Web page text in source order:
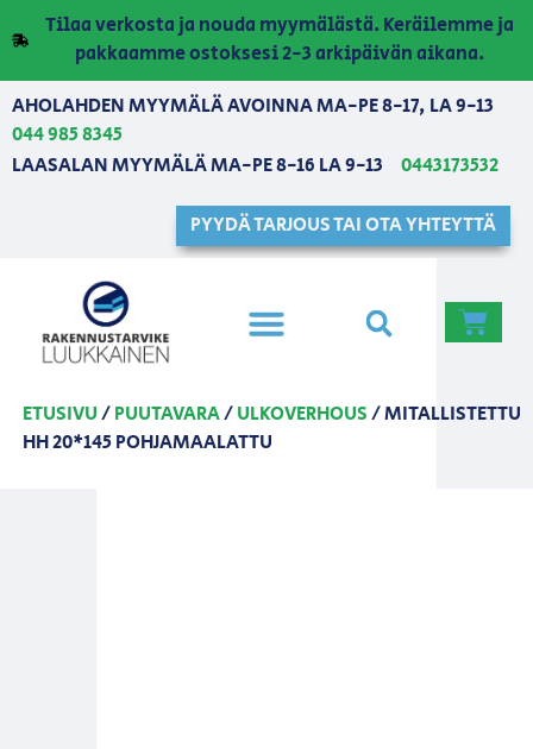
Tilaa verkosta ja nouda myymälästä. Keräilemme ja
pakkaamme ostoksesi 2-3 arkipäivän aikana.
AHOLAHDEN MYYMÄLÄ AVOINNA MA-PE 8-17, LA 9-13
044 985 8345
LAASALAN MYYMÄLÄ MA-PE 8-16 LA 9-13
0443173532
PYYDÄ TARJOUS TAI OTA YHTEYTTÄ
ETUSIVU/PUUTAVARA/ULKOVERHOUS/ MITALLISTETTU
HH 20*145 POHJAMAALATTU